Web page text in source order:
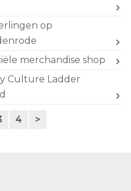
op
merchandise shop
Culture Ladder
4